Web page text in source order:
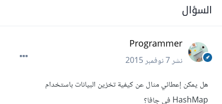
السؤال
Programmer
نشر7 نوفمبر 2015
هل يمكن إعطائي مثال عن كيفية تخزين البيانات باستخدام
HashMap في جافا؟